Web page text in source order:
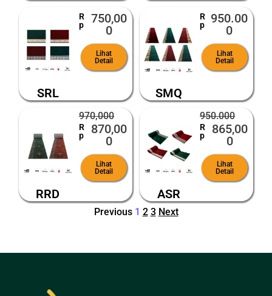
SRL
R
p
750,00
0
Lihat
Detail
SMQ
R
p
950.00
0
Lihat
Detail
RRD
970,000
R
p
870,00
0
Lihat
Detail
ASR
950.000
R
p
865,00
0
Lihat
Detail
Previous 1 2 3 Next